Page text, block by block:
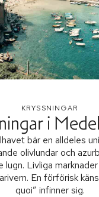
KRYSSNINGAR
i
bär en alldeles
olivlundar och
Livliga
En förförisk
quoi” infinner sig.